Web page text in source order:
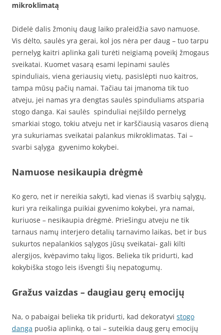
mikroklimatą
Didelė dalis žmonių daug laiko praleidžia savo namuose.
Vis dėlto, saulės yra gerai, kol jos nėra per daug – tuo tarpu
pernelyg kaitri aplinka gali turėti neigiamą poveikį žmogaus
sveikatai. Kuomet vasarą esami lepinami saulės
spinduliais, viena geriausių vietų, pasislėpti nuo kaitros,
tampa mūsų pačių namai. Tačiau tai įmanoma tik tuo
atveju, jei namas yra dengtas saulės spinduliams atsparia
stogo danga. Kai saulės spinduliai neįšildo pernelyg
smarkiai stogo, tokiu atveju net ir karščiausią vasaros dieną
yra sukuriamas sveikatai palankus mikroklimatas. Tai –
svarbi sąlyga gyvenimo kokybei.
Namuose nesikaupia drėgmė
Ko gero, net ir nereikia sakyti, kad vienas iš svarbių sąlygų,
kuri yra reikalinga puikiai gyvenimo kokybei, yra namai,
kuriuose – nesikaupia drėgmė. Priešingu atveju ne tik
tarnaus namų interjero detalių tarnavimo laikas, bet ir bus
sukurtos nepalankios sąlygos jūsų sveikatai- gali kilti
alergijos, kvėpavimo takų ligos. Belieka tik pridurti, kad
kokybiška stogo leis išvengti šių nepatogumų.
Gražus vaizdas – daugiau gerų emocijų
Na, o pabaigai belieka tik pridurti, kad dekoratyvi stogo
danga puošia aplinką, o tai – suteikia daug gerų emocijų